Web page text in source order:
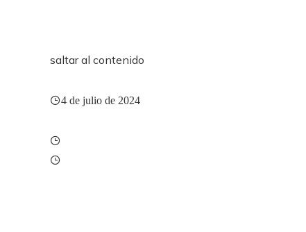
saltar al contenido
4 de julio de 2024